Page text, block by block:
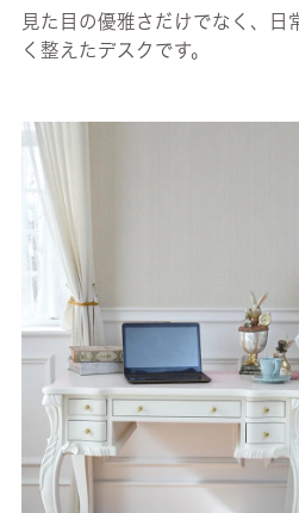
見た目の優雅さだけでなく、日
く整えたデスクです。